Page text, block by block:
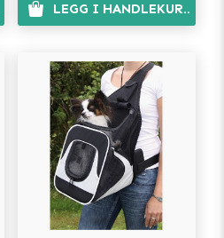
LEGG I HANDLEKURVEN